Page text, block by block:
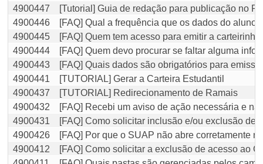
4900447
[Tutorial] Guia de redação para publicação no
4900446
[FAQ] Qual a frequência que os dados do
4900445
[FAQ] Quem tem acesso para emitir a
4900444
[FAQ] Quem devo procurar se faltar alguma
4900443
[FAQ] Quais dados são obrigatórios para
4900441
[TUTORIAL] Gerar a Carteira Estudantil
4900437
[TUTORIAL] Redirecionamento de Ramais
4900432
[FAQ] Recebi um aviso de ação necessária e
4900431
[FAQ] Como solicitar inclusão e/ou exclusão de
4900426
[FAQ] Por que o SUAP não abre corretamente
4900412
[FAQ] Como solicitar a exclusão de acesso ao